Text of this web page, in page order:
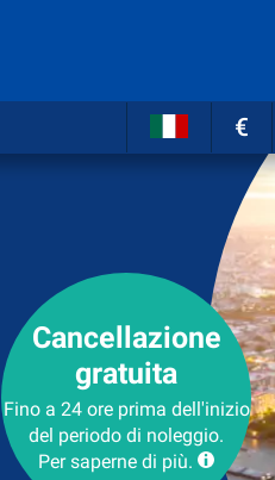
€
Cancellazione
gratuita
Fino a 24 ore prima dell'inizio
del periodo di noleggio.
Per saperne di più.